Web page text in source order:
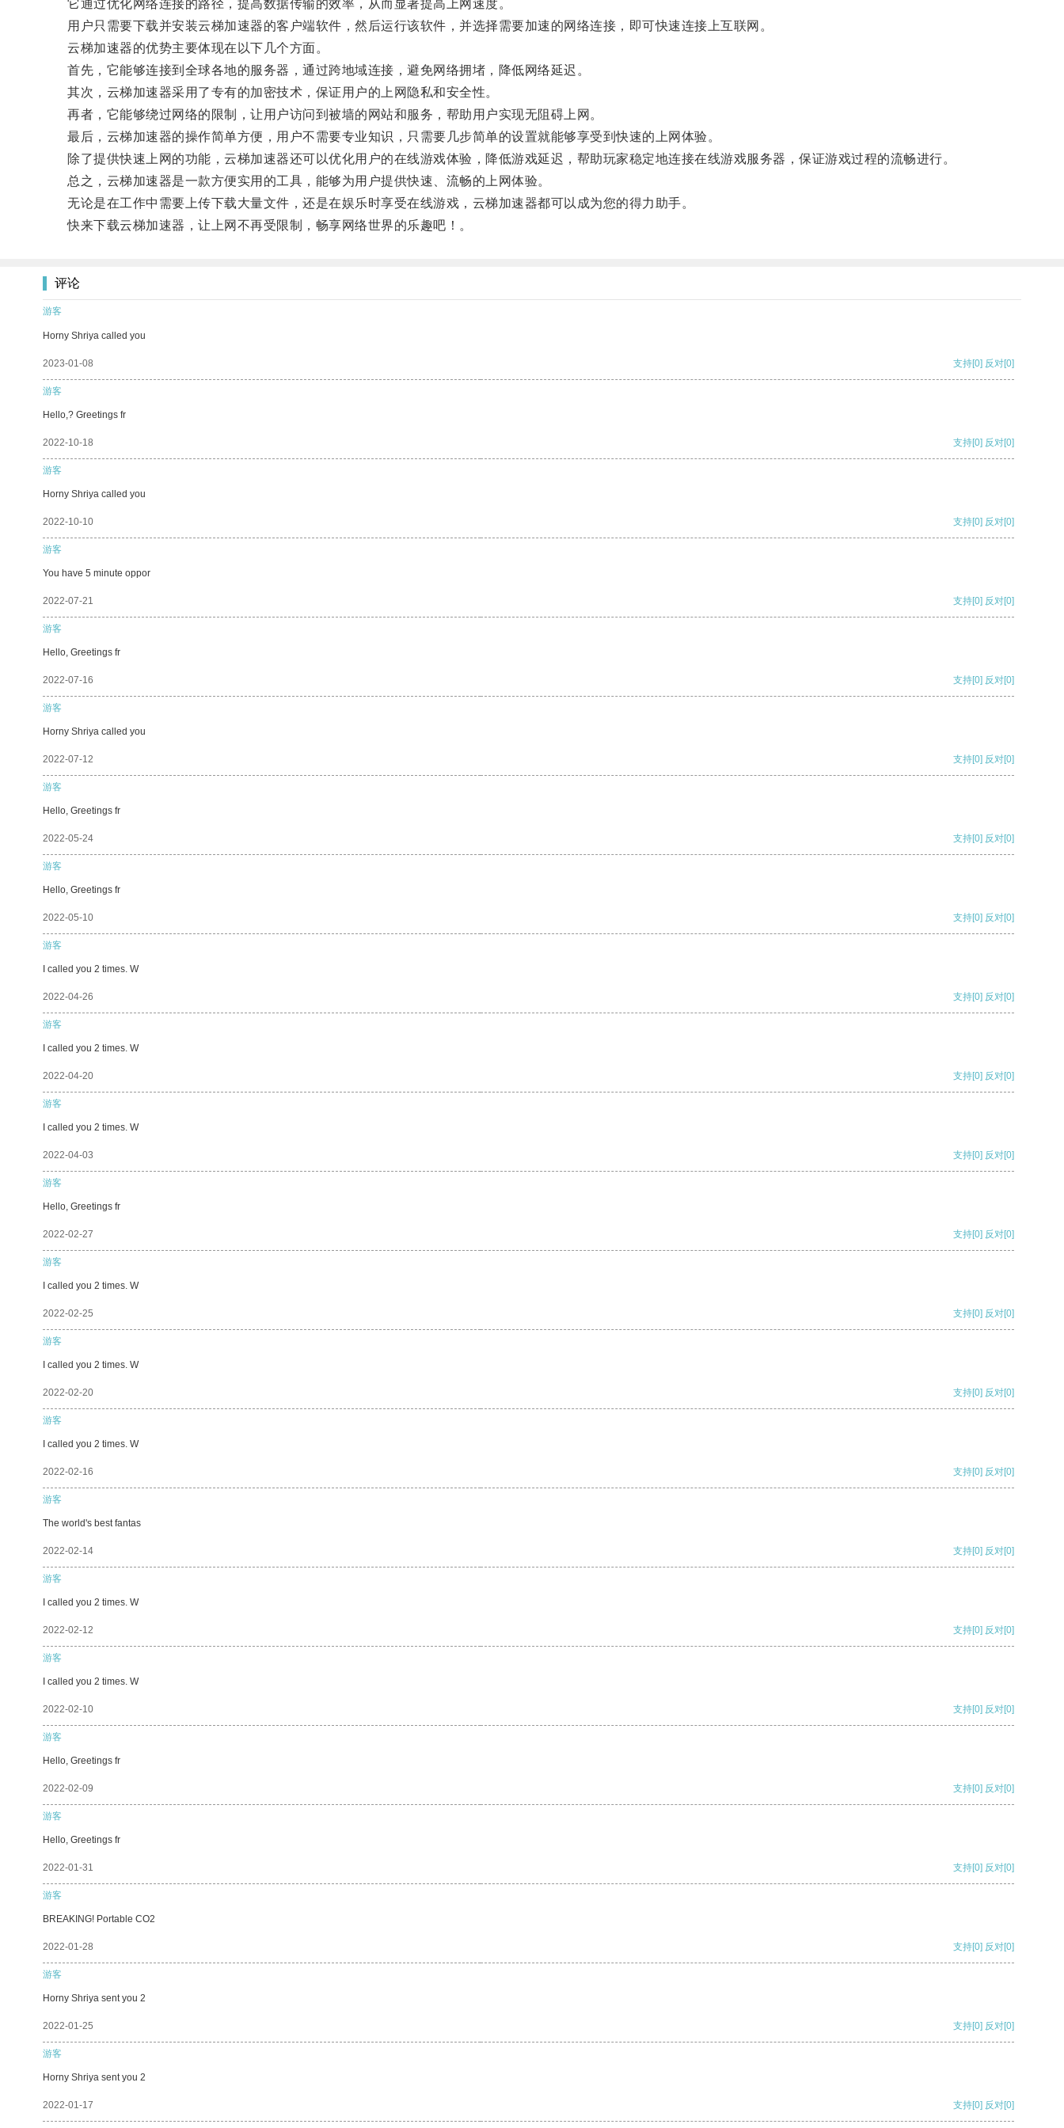
它通过优化网络连接的路径，提高数据传输的效率，从而显著提高上网速度。
用户只需要下载并安装云梯加速器的客户端软件，然后运行该软件，并选择需要加速的网络连接，即可快速连接上互联网。
云梯加速器的优势主要体现在以下几个方面。
首先，它能够连接到全球各地的服务器，通过跨地域连接，避免网络拥堵，降低网络延迟。
其次，云梯加速器采用了专有的加密技术，保证用户的上网隐私和安全性。
再者，它能够绕过网络的限制，让用户访问到被墙的网站和服务，帮助用户实现无阻碍上网。
最后，云梯加速器的操作简单方便，用户不需要专业知识，只需要几步简单的设置就能够享受到快速的上网体验。
除了提供快速上网的功能，云梯加速器还可以优化用户的在线游戏体验，降低游戏延迟，帮助玩家稳定地连接在线游戏服务器，保证游戏过程的流畅进行。
总之，云梯加速器是一款方便实用的工具，能够为用户提供快速、流畅的上网体验。
无论是在工作中需要上传下载大量文件，还是在娱乐时享受在线游戏，云梯加速器都可以成为您的得力助手。
快来下载云梯加速器，让上网不再受限制，畅享网络世界的乐趣吧！。
评论
游客
Horny Shriya called you
2023-01-08 支持[0] 反对[0]
游客
Hello,? Greetings fr
2022-10-18 支持[0] 反对[0]
游客
Horny Shriya called you
2022-10-10 支持[0] 反对[0]
游客
You have 5 minute oppor
2022-07-21 支持[0] 反对[0]
游客
Hello, Greetings fr
2022-07-16 支持[0] 反对[0]
游客
Horny Shriya called you
2022-07-12 支持[0] 反对[0]
游客
Hello, Greetings fr
2022-05-24 支持[0] 反对[0]
游客
Hello, Greetings fr
2022-05-10 支持[0] 反对[0]
游客
I called you 2 times. W
2022-04-26 支持[0] 反对[0]
游客
I called you 2 times. W
2022-04-20 支持[0] 反对[0]
游客
I called you 2 times. W
2022-04-03 支持[0] 反对[0]
游客
Hello, Greetings fr
2022-02-27 支持[0] 反对[0]
游客
I called you 2 times. W
2022-02-25 支持[0] 反对[0]
游客
I called you 2 times. W
2022-02-20 支持[0] 反对[0]
游客
I called you 2 times. W
2022-02-16 支持[0] 反对[0]
游客
The world's best fantas
2022-02-14 支持[0] 反对[0]
游客
I called you 2 times. W
2022-02-12 支持[0] 反对[0]
游客
I called you 2 times. W
2022-02-10 支持[0] 反对[0]
游客
Hello, Greetings fr
2022-02-09 支持[0] 反对[0]
游客
Hello, Greetings fr
2022-01-31 支持[0] 反对[0]
游客
BREAKING! Portable CO2
2022-01-28 支持[0] 反对[0]
游客
Horny Shriya sent you 2
2022-01-25 支持[0] 反对[0]
游客
Horny Shriya sent you 2
2022-01-17 支持[0] 反对[0]